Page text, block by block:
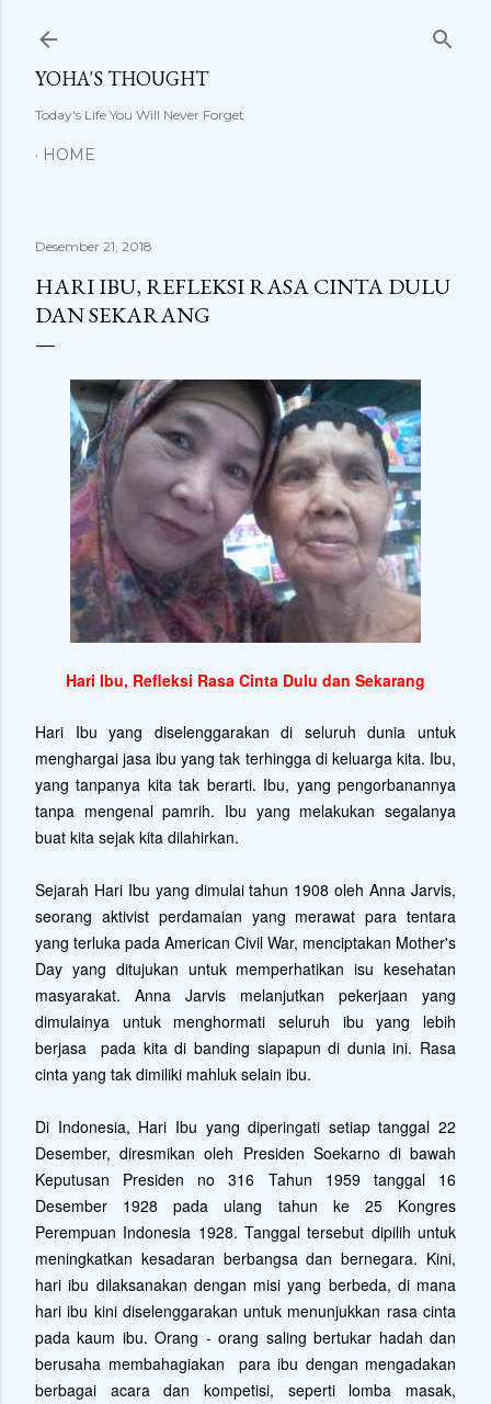
YOHA'S THOUGHT
Today's Life You Will Never Forget
HOME
Desember 21, 2018
HARI IBU, REFLEKSI RASA CINTA DULU
DAN SEKARANG
Hari Ibu, Refleksi Rasa Cinta Dulu dan Sekarang
Hari Ibu yang diselenggarakan di seluruh dunia untuk
menghargai jasa ibu yang tak terhingga di keluarga kita. Ibu,
yang tanpanya kita tak berarti. Ibu, yang pengorbanannya
tanpa mengenal pamrih. Ibu yang melakukan segalanya
buat kita sejak kita dilahirkan.
Sejarah Hari Ibu yang dimulai tahun 1908 oleh Anna Jarvis,
seorang aktivist perdamaian yang merawat para tentara
yang terluka pada American Civil War, menciptakan Mother's
Day yang ditujukan untuk memperhatikan isu kesehatan
masyarakat. Anna Jarvis melanjutkan pekerjaan yang
dimulainya untuk menghormati seluruh ibu yang lebih
berjasa pada kita di banding siapapun di dunia ini. Rasa
cinta yang tak dimiliki mahluk selain ibu.
Di Indonesia, Hari Ibu yang diperingati setiap tanggal 22
Desember, diresmikan oleh Presiden Soekarno di bawah
Keputusan Presiden no 316 Tahun 1959 tanggal 16
Desember 1928 pada ulang tahun ke 25 Kongres
Perempuan Indonesia 1928. Tanggal tersebut dipilih untuk
meningkatkan kesadaran berbangsa dan bernegara. Kini,
hari ibu dilaksanakan dengan misi yang berbeda, di mana
hari ibu kini diselenggarakan untuk menunjukkan rasa cinta
pada kaum ibu. Orang - orang saling bertukar hadah dan
berusaha membahagiakan para ibu dengan mengadakan
berbagai acara dan kompetisi, seperti lomba masak,